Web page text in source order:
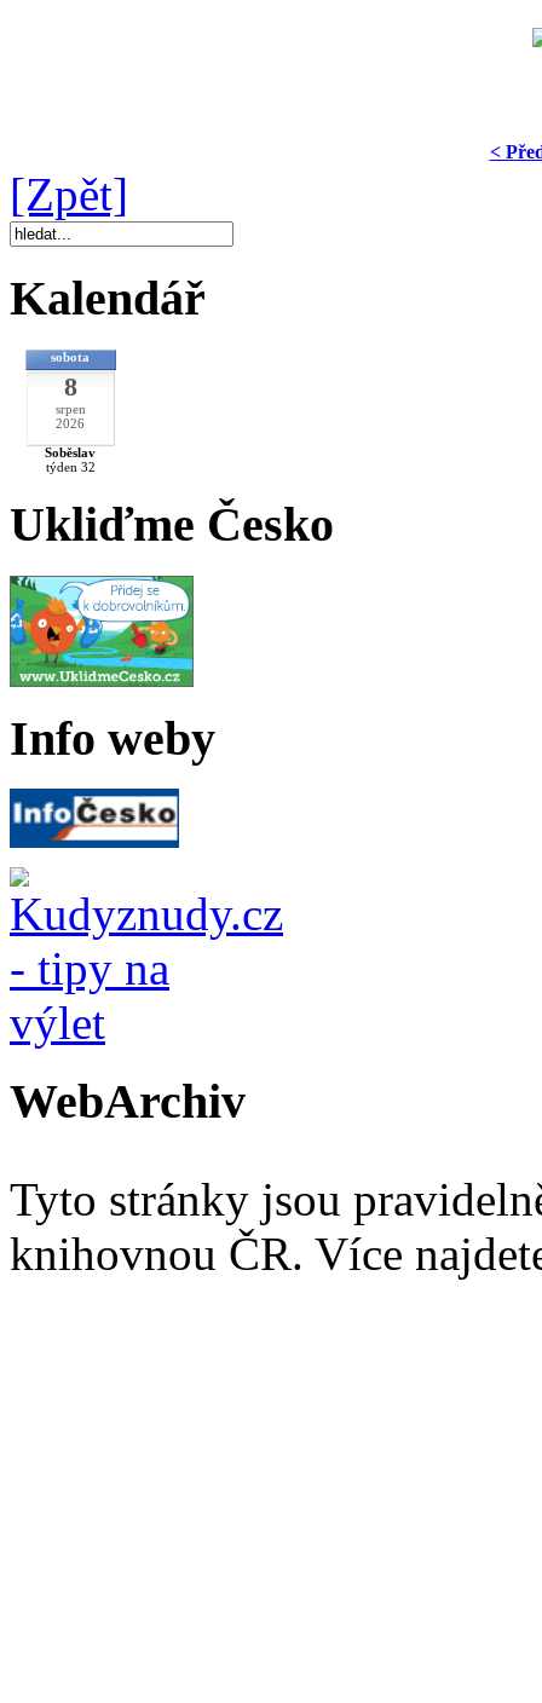
<
[Zpět]
Kalendář
sobota
8
srpen
2026
Soběslav
týden 32
Ukliďme Česko
Info weby
WebArchiv
Tyto stránky jsou
knihovnou ČR. Více